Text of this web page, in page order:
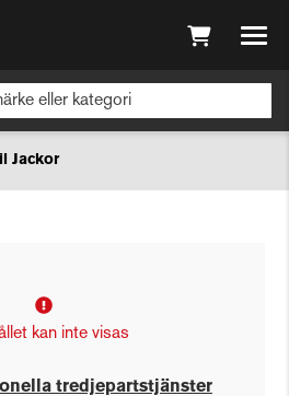
Jackor
kan inte visas
tredjepartstjänster